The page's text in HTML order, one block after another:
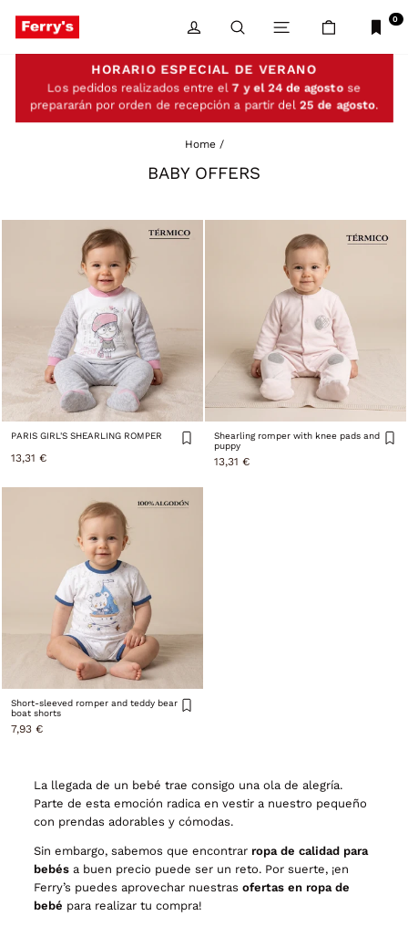
content
LOG IN SEARCHSITE CART 0
HORARIO ESPECIAL DE VERANO
Los pedidos realizados entre el7 y el 24 de agostose
prepararán por orden de recepción a partir del25 de agosto.
Home /
BABY OFFERS
PARIS GIRL'S SHEARLING ROMPER
13,31 €
Shearling romper with knee pads and
puppy
13,31 €
Short-sleeved romper and teddy bear
boat shorts
7,93 €
La llegada de un bebé trae consigo una ola de alegría.
Parte de esta emoción radica en vestir a nuestro pequeño
con prendas adorables y cómodas.
Sin embargo, sabemos que encontrar ropa de calidad para
bebés a buen precio puede ser un reto. Por suerte, ¡en
Ferry’s puedes aprovechar nuestras ofertas en ropa de
bebé para realizar tu compra!